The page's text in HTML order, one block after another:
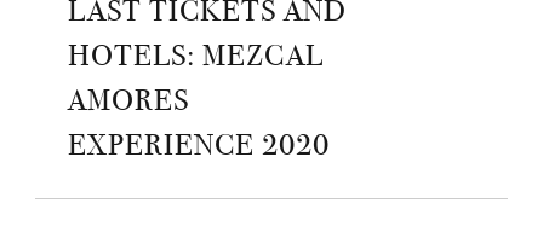
LAST TICKETS AND
HOTELS: MEZCAL
AMORES
EXPERIENCE 2020